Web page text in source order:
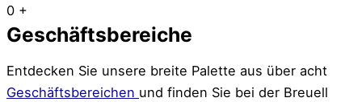
0 +
Geschäftsbereiche
Entdecken Sie unsere breite Palette aus über acht
Geschäftsbereichen und finden Sie bei der Breuell